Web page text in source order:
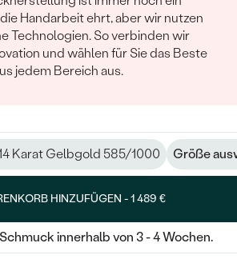
Handarbeit ehrt, aber wir nutzen
Technologien. So verbinden wir
und wählen für Sie das Beste
jedem Bereich aus.
Karat Gelbgold 585/1000 Größe
HINZUFÜGEN -1 489 €
innerhalb von 3 - 4 Wochen.